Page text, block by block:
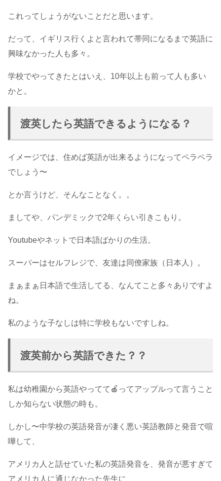
これってしょうがないことだと思います。
だって、イギリス行くよと言われて帯同になるまで英語に
興味なかった人も多々。
学校でやってきたとはいえ、10年以上も前って人も多い
かと。
渡英したら英語できるようになる？
イメージでは、住めば英語が出来るようになってペラペラ
でしょう〜
とか言うけど、そんなことなく。。
ましてや、パンデミックで2年くらい引きこもり。
Youtubeやネットで日本語ばかりの生活。
スーパーはセルフレジで、友達は同僚家族（日本人）。
まぁまぁ日本語で生活してる、なんてこと多々ありですよ
ね。
私のような子なしは特に学校もないですしね。
渡英前から英語できた？？
私は幼稚園から英語やってて🍎ってアップルって言うこと
しか知らない状態の時も。
しかし〜中学校の英語発音が凄く悪い英語教師と発音で喧
嘩して、
アメリカ人と話せていた私の英語発音を、発音が悪すぎて
アメリカ人に通じなかった先生に、